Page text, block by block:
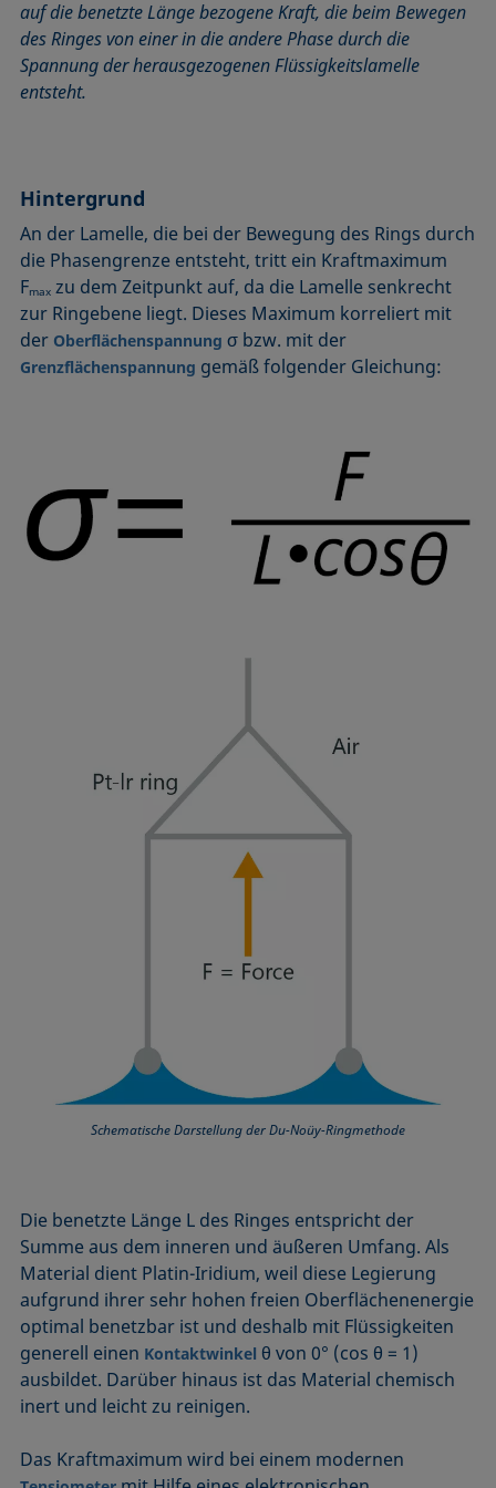
Benetzbarkeit
Benetzte Länge
Benetzung
Diffusionskoeffizient
Dispersiver Anteil
Dreiphasenpunkt
Dynamische Oberflächenspannung
Dynamischer Kontaktwinkel
Emulsion
Kegelschnittmethode
Kohäsionsarbeit
Kontaktwinkel
Kritische Oberflächenspannung
Laplace-Druck
Liegender Tropfen (sessile drop)
Liquid Needle
Lotuseffekt
Meniskus-Methode
Mikroemulsion
Methode nach Zisman
Mizelle
Rückzugswinkel
Schaum
Schaumbildner
Stabmethode
Stalagmometer
Statische Oberflächenspannung
Statischer Kontaktwinkel
Stood-up Drop
auf die benetzte Länge bezogene Kraft, die beim Bewegen
des Ringes von einer in die andere Phase durch die
Spannung der herausgezogenen Flüssigkeitslamelle
entsteht.
Hintergrund
An der Lamelle, die bei der Bewegung des Rings durch
die Phasengrenze entsteht, tritt ein Kraftmaximum
Fmax zu dem Zeitpunkt auf, da die Lamelle senkrecht
zur Ringebene liegt. Dieses Maximum korreliert mit
der Oberflächenspannung σ bzw. mit der
Grenzflächenspannung gemäß folgender Gleichung:
Schematische Darstellung der Du-Noüy-Ringmethode
Die benetzte Länge L des Ringes entspricht der
Summe aus dem inneren und äußeren Umfang. Als
Material dient Platin-Iridium, weil diese Legierung
aufgrund ihrer sehr hohen freien Oberflächenenergie
optimal benetzbar ist und deshalb mit Flüssigkeiten
generell einen Kontaktwinkel θ von 0° (cos θ = 1)
ausbildet. Darüber hinaus ist das Material chemisch
inert und leicht zu reinigen.
Das Kraftmaximum wird bei einem modernen